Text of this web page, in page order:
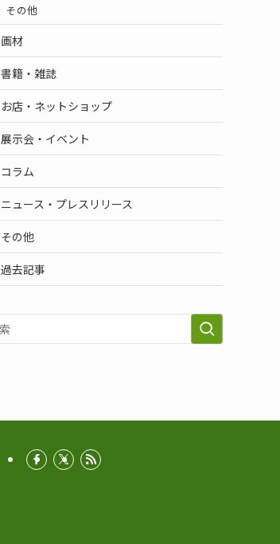
その他
画材
書籍・雑誌
お店・ネットショップ
展示会・イベント
コラム
ニュース・プレスリリース
その他
過去記事